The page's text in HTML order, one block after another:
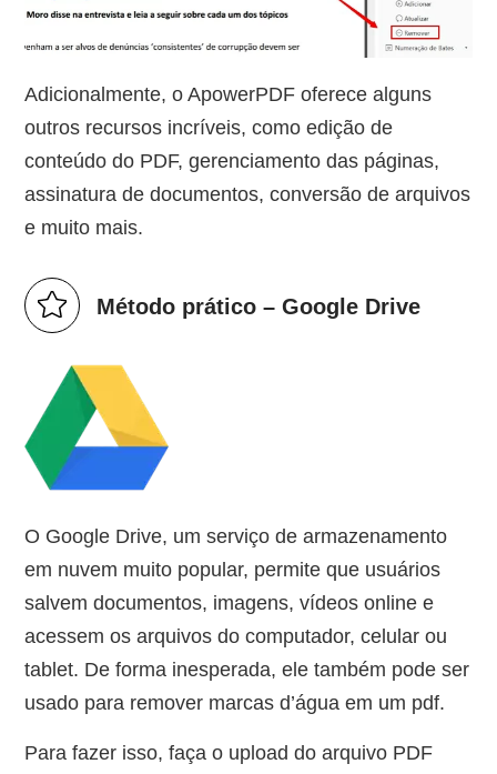
Adicionalmente, o ApowerPDF oferece alguns
outros recursos incríveis, como edição de
conteúdo do PDF, gerenciamento das páginas,
assinatura de documentos, conversão de arquivos
e muito mais.
Método prático – Google Drive
O Google Drive, um serviço de armazenamento
em nuvem muito popular, permite que usuários
salvem documentos, imagens, vídeos online e
acessem os arquivos do computador, celular ou
tablet. De forma inesperada, ele também pode ser
usado para remover marcas d’água em um pdf.
Para fazer isso, faça o upload do arquivo PDF